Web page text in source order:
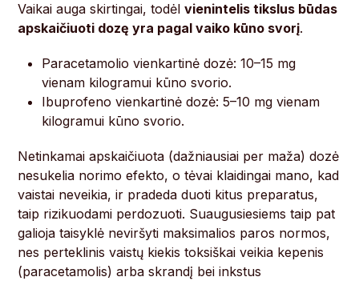
Vaikai auga skirtingai, todėlvienintelis tikslus būdas
apskaičiuoti dozę yra pagal vaiko kūno svorį.
Paracetamolio vienkartinė dozė: 10–15 mg
vienam kilogramui kūno svorio.
Ibuprofeno vienkartinė dozė: 5–10 mg vienam
kilogramui kūno svorio.
Netinkamai apskaičiuota (dažniausiai per maža) dozė
nesukelia norimo efekto, o tėvai klaidingai mano, kad
vaistai neveikia, ir pradeda duoti kitus preparatus,
taip rizikuodami perdozuoti. Suaugusiesiems taip pat
galioja taisyklė neviršyti maksimalios paros normos,
nes perteklinis vaistų kiekis toksiškai veikia kepenis
(paracetamolis) arba skrandį bei inkstus